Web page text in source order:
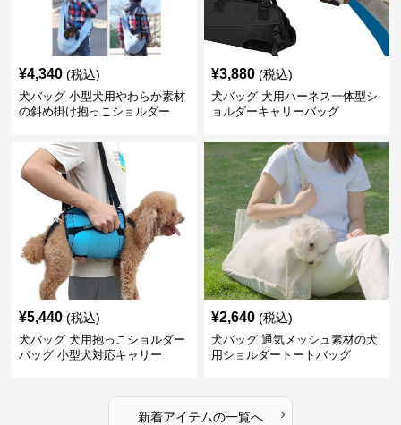
¥4,340 (税込)
犬バッグ 小型犬用やわらか素材
の斜め掛け抱っこショルダー
¥3,880 (税込)
犬バッグ 犬用ハーネス一体型シ
ョルダーキャリーバッグ
¥5,440 (税込)
犬バッグ 犬用抱っこショルダー
バッグ 小型犬対応キャリー
¥2,640 (税込)
犬バッグ 通気メッシュ素材の犬
用ショルダートートバッグ
新着アイテムの一覧へ ›